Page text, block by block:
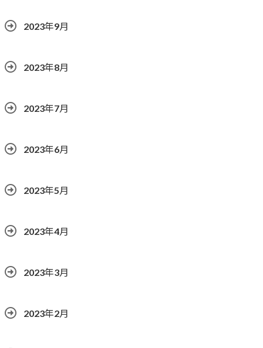
2023年9月
2023年8月
2023年7月
2023年6月
2023年5月
2023年4月
2023年3月
2023年2月